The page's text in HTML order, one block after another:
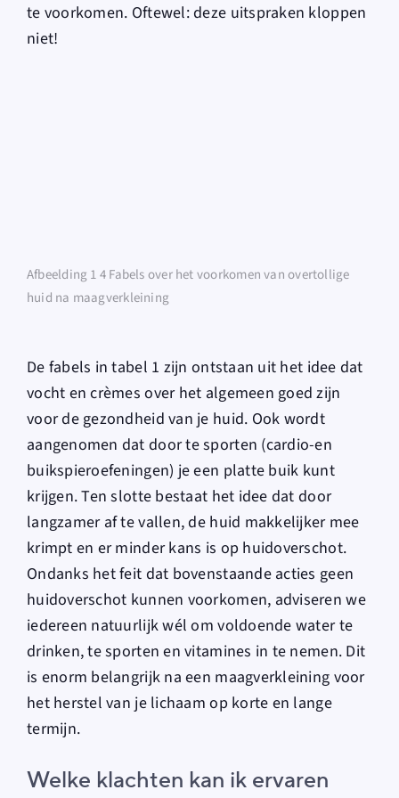
te voorkomen. Oftewel: deze uitspraken kloppen
niet!
Afbeelding 1 4 Fabels over het voorkomen van overtollige
huid na maagverkleining
De fabels in tabel 1 zijn ontstaan uit het idee dat
vocht en crèmes over het algemeen goed zijn
voor de gezondheid van je huid. Ook wordt
aangenomen dat door te sporten (cardio-en
buikspieroefeningen) je een platte buik kunt
krijgen. Ten slotte bestaat het idee dat door
langzamer af te vallen, de huid makkelijker mee
krimpt en er minder kans is op huidoverschot.
Ondanks het feit dat bovenstaande acties geen
huidoverschot kunnen voorkomen, adviseren we
iedereen natuurlijk wél om voldoende water te
drinken, te sporten en vitamines in te nemen. Dit
is enorm belangrijk na een maagverkleining voor
het herstel van je lichaam op korte en lange
termijn.
Welke klachten kan ik ervaren